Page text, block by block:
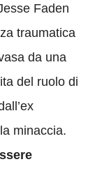
Faden
traumatica
da una
del ruolo di
minaccia.